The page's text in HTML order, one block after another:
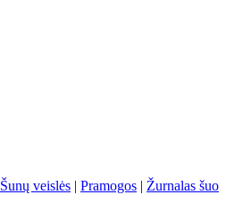
Šunų veislės | Pramogos | Žurnalas šuo